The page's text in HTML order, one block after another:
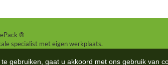
®
specialist met eigen werkplaats.
gebruiken, gaat u akkoord met ons gebruik van